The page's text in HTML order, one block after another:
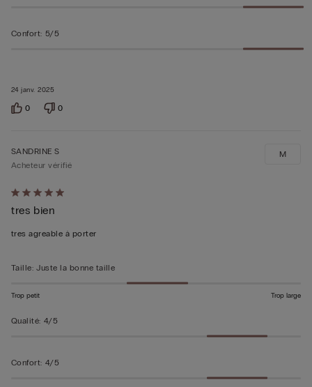
24 janv. 2025
Confort: 5/5
0 0
Évalué
5sur 5
SANDRINE S
Acheteur vérifié
tres bien
tres agreable à porter
M
Taille: Juste la bonne taille
Trop petit Trop large
Qualité: 4/5
Confort: 4/5